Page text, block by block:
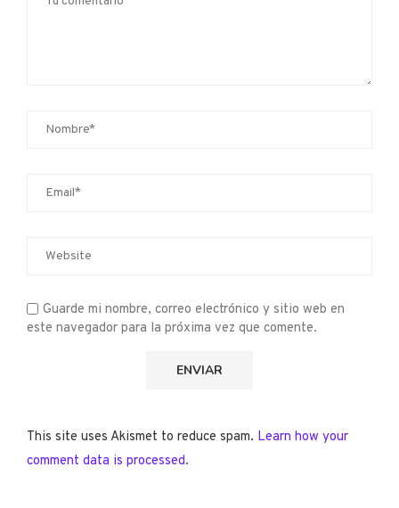
Guarde mi nombre, correo electrónico y sitio web en
este navegador para la próxima vez que comente.
This site uses Akismet to reduce spam. Learn how your
comment data is processed.